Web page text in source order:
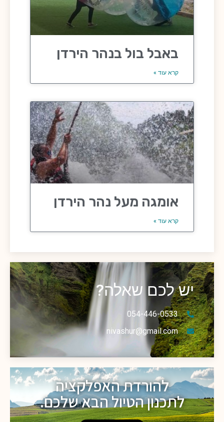
באבל בול בנהר הירדן
קרא עוד »
אומגה מעל נהר הירדן
קרא עוד »
יש לכם שאלה?
054-446-0533
nivashur@gmail.com
להורדת האפלקציה
לתכנון הטיול הבא שלכם.